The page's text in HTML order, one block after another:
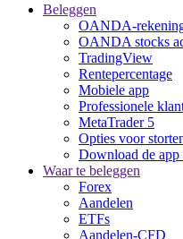
Beleggen
OANDA-
OANDA stocks
TradingView
Rentepercentage
Mobiele app
Professionele
MetaTrader 5
Opties voor
Download de
Waar te beleggen
Forex
Aandelen
ETFs
Aandelen-CFD